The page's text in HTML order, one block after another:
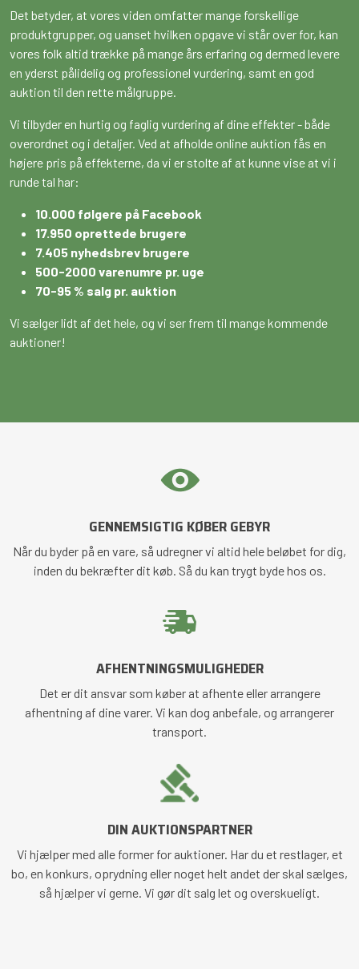
Det betyder, at vores viden omfatter mange forskellige
produktgrupper, og uanset hvilken opgave vi står over for, kan
vores folk altid trække på mange års erfaring og dermed levere
en yderst pålidelig og professionel vurdering, samt en god
auktion til den rette målgruppe.
Vi tilbyder en hurtig og faglig vurdering af dine effekter - både
overordnet og i detaljer. Ved at afholde online auktion fås en
højere pris på effekterne, da vi er stolte af at kunne vise at vi i
runde tal har:
10.000 følgere på Facebook
17.950 oprettede brugere
7.405 nyhedsbrev brugere
500-2000 varenumre pr. uge
70-95 % salg pr. auktion
Vi sælger lidt af det hele, og vi ser frem til mange kommende
auktioner!
GENNEMSIGTIG KØBER GEBYR
Når du byder på en vare, så udregner vi altid hele beløbet for dig,
inden du bekræfter dit køb. Så du kan trygt byde hos os.
AFHENTNINGSMULIGHEDER
Det er dit ansvar som køber at afhente eller arrangere
afhentning af dine varer. Vi kan dog anbefale, og arrangerer
transport.
DIN AUKTIONSPARTNER
Vi hjælper med alle former for auktioner. Har du et restlager, et
bo, en konkurs, oprydning eller noget helt andet der skal sælges,
så hjælper vi gerne. Vi gør dit salg let og overskueligt.